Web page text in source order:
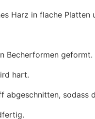
Harz in flache Platten
Becherformen geformt.
hart.
abgeschnitten, sodass